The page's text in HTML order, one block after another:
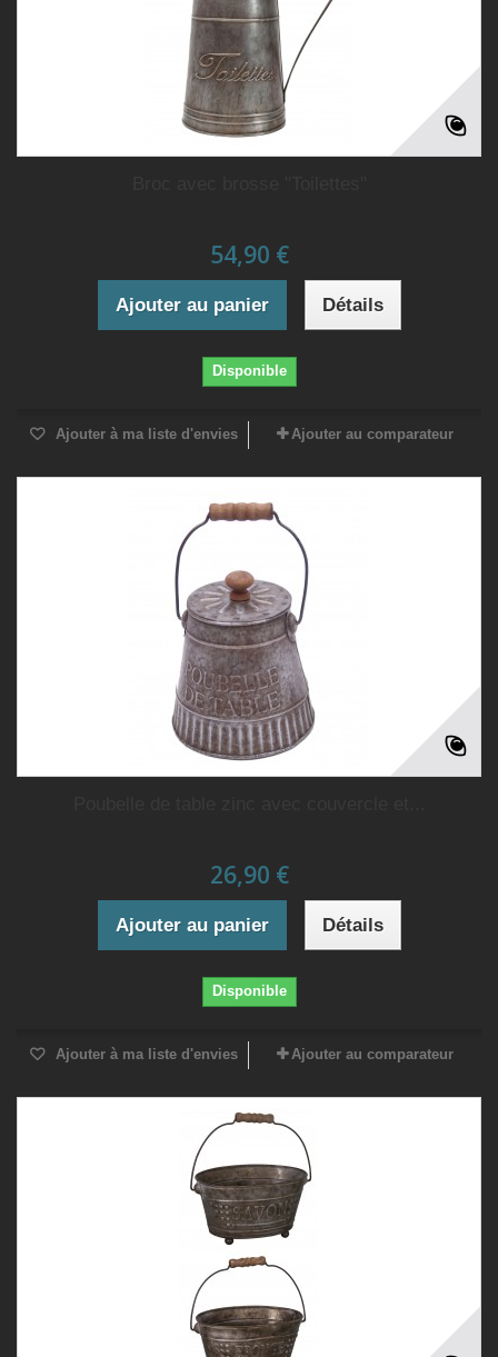
54,90 €
Ajouter au panier Détails
Disponible
Ajouter à ma liste d'envies Ajouter au comparateur
26,90 €
Ajouter au panier Détails
Disponible
Ajouter à ma liste d'envies Ajouter au comparateur